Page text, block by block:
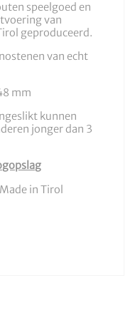
speelgoed en
van
geproduceerd.
van echt
mm
kunnen
jonger dan 3
in Tirol